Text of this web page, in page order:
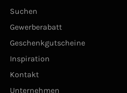
Suchen
Gewerberabatt
Geschenkgutscheine
Inspiration
Kontakt
Unternehmen